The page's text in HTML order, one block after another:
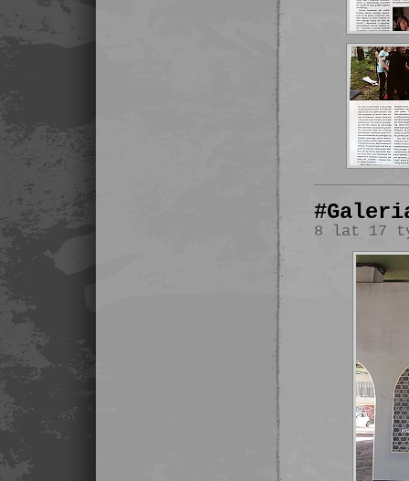
8 lat 17